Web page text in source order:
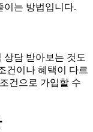
이는 방법입니다.
상담 받아보는 것도
건이나 혜택이 다르
건으로 가입할 수